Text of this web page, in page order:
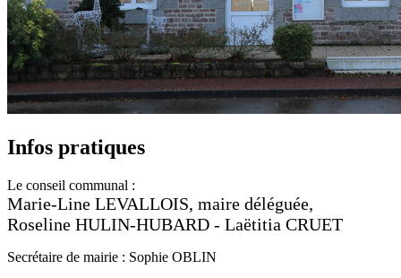
Infos pratiques
Le conseil communal :
Marie-Line LEVALLOIS, maire déléguée,
Roseline HULIN-HUBARD - Laëtitia CRUET
Secrétaire de mairie : Sophie OBLIN